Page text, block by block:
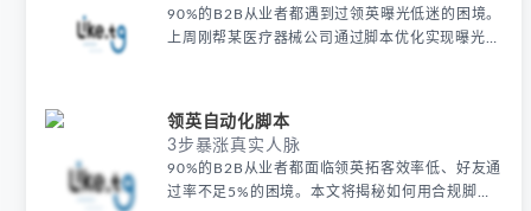
90%的B2B从业者都遇到过领英曝光低迷的困境。
上周刚帮某医疗器械公司通过脚本优化实现曝光量
权重流失 深圳外贸经理Lucas的案例很典型：他的
领英资料只有基础信息，行业关键词缺失。2023
年LinkedIn官方白皮书显示，完整资料比基础资料
平均多获得17倍曝光。
领英自动化脚本
3步暴涨真实人脉
90%的B2B从业者都面临领英拓客效率低、好友通
过率不足5%的困境。本文将揭秘如何用合规脚本